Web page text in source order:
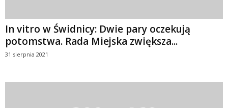
In vitro w Świdnicy: Dwie pary oczekują
potomstwa. Rada Miejska zwiększa...
31 sierpnia 2021